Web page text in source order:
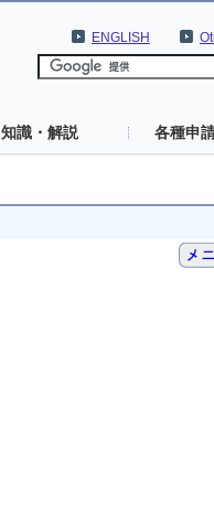
ENGLISH
知識・解説 各種申